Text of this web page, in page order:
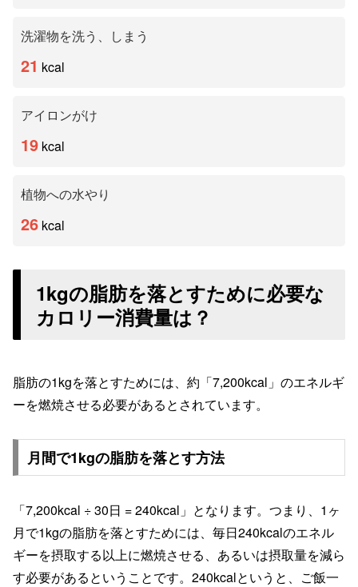
洗濯物を洗う、しまう
21 kcal
アイロンがけ
19 kcal
植物への水やり
26 kcal
1kgの脂肪を落とすために必要な
カロリー消費量は？
脂肪の1kgを落とすためには、約「7,200kcal」のエネルギ
ーを燃焼させる必要があるとされています。
月間で1kgの脂肪を落とす方法
「7,200kcal ÷ 30日 = 240kcal」となります。つまり、1ヶ
月で1kgの脂肪を落とすためには、毎日240kcalのエネル
ギーを摂取する以上に燃焼させる、あるいは摂取量を減ら
す必要があるということです。240kcalというと、ご飯一